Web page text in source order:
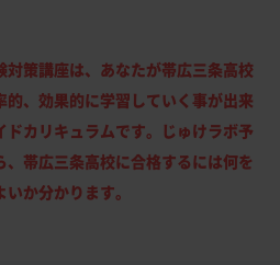
対策講座は、あなたが帯広三条高校
、効果的に学習していく事が出来
カリキュラムです。じゅけラボ予
帯広三条高校に合格するには何を
か分かります。